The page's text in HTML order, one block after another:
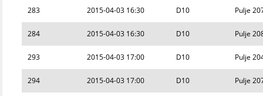
283 2015-04-03 16:30 D10 Pulje
284 2015-04-03 16:30 D10 Pulje
293 2015-04-03 17:00 D10 Pulje
294 2015-04-03 17:00 D10 Pulje